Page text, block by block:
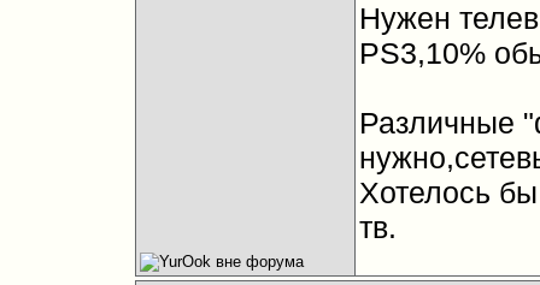
Нужен
PS3,10%
Различные
Хотелось
тв.